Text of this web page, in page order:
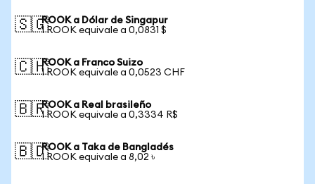
🇸🇬ROOK a Dólar de Singapur
1 ROOK equivale a 0,0831 $
🇨🇭ROOK a Franco Suizo
1 ROOK equivale a 0,0523 CHF
🇧🇷ROOK a Real brasileño
1 ROOK equivale a 0,3334 R$
🇧🇩ROOK a Taka de Bangladés
1 ROOK equivale a 8,02 ৳